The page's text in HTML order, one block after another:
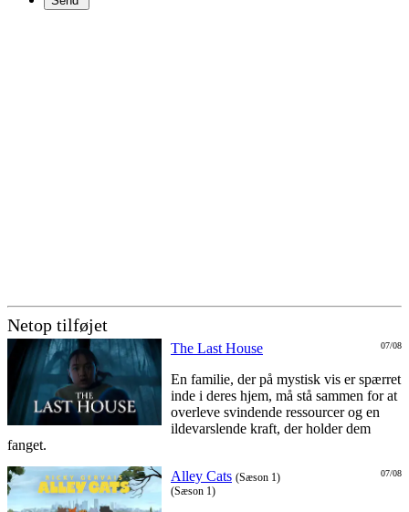
Netop tilføjet
07/08
The Last House
En familie, der på mystisk vis er spærret
inde i deres hjem, må stå sammen for at
overleve svindende ressourcer og en
ildevarslende kraft, der holder dem
fanget.
07/08
Alley Cats (Sæson 1)
(Sæson 1)